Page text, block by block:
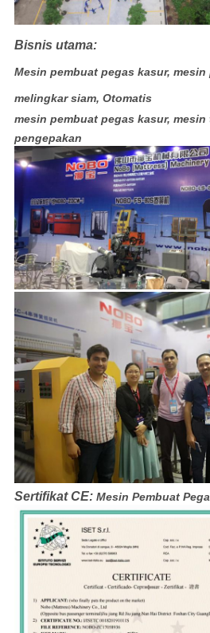
Bisnis utama:
Mesin pembuat pegas kasur,
melingkar siam, Otomatis
mesin pembuat pegas kasur,
pengepakan
Sertifikat CE: Mesin Pembuat